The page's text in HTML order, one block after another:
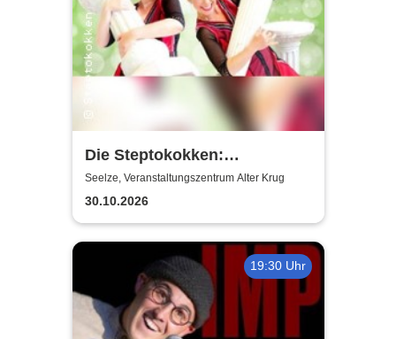
Die Steptokokken:
Körperklassiker |
Kulturinitiative Seelze e.V. -
KiS
Seelze, Veranstaltungszentrum Alter Krug
30.10.2026
19:30 Uhr